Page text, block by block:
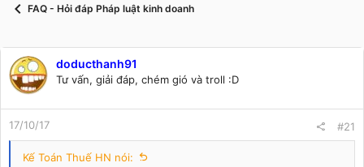
FAQ - Hỏi đáp Pháp luật kinh doanh
doducthanh91
Tư vấn, giải đáp, chém gió và troll :D
17/10/17 #21
Kế Toán Thuế HN nói: